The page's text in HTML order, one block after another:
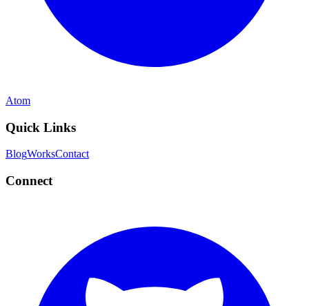
Atom
Quick Links
BlogWorksContact
Connect